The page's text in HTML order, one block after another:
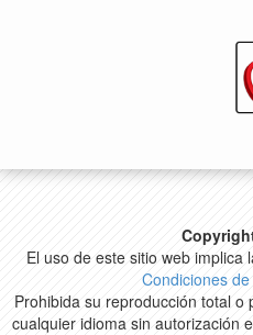
El uso de este sitio web implica
Condiciones
Prohibida su reproducción total
cualquier idioma sin autorización